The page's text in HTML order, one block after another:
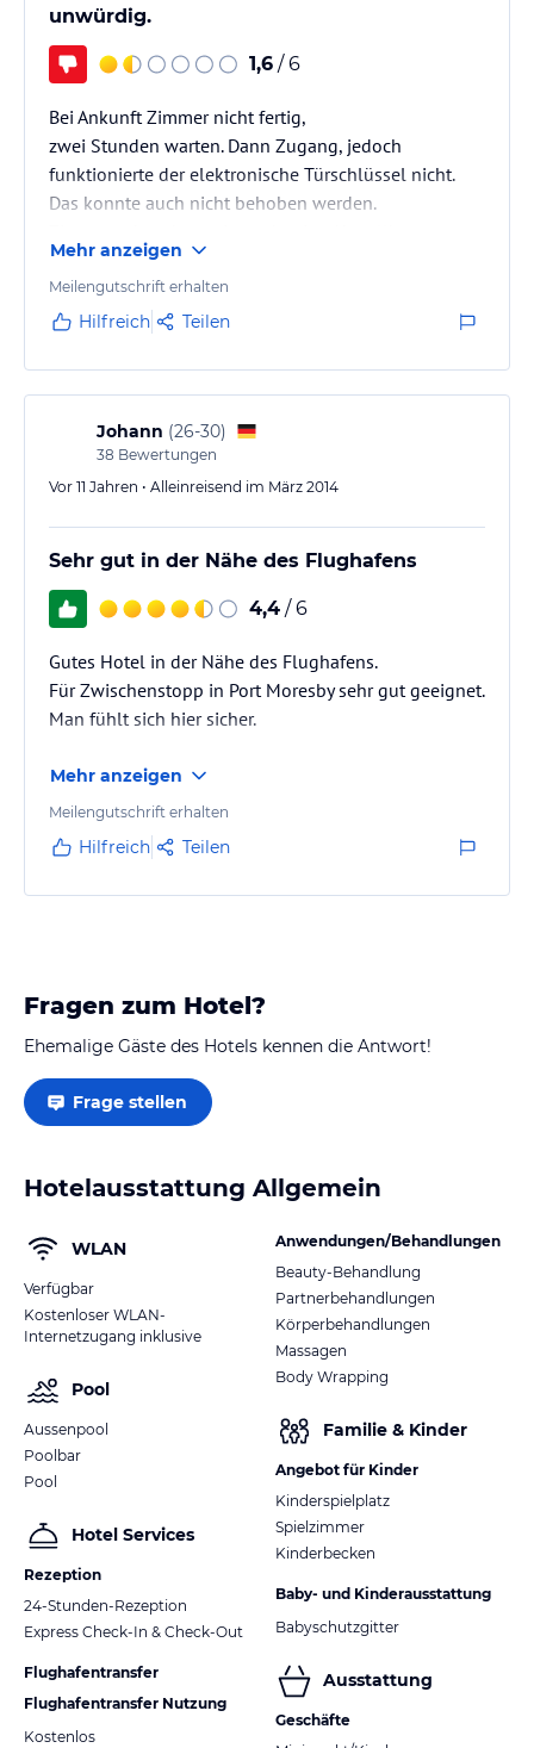
unwürdig.
1,6 / 6
Bei Ankunft Zimmer nicht fertig,
zwei Stunden warten. Dann Zugang, jedoch
funktionierte der elektronische Türschlüssel nicht.
Das konnte auch nicht behoben werden.
Rezeption völlig überfordert.
Mehr anzeigen
Meilengutschrift erhalten
Hilfreich Teilen
Johann (26-30)
38 Bewertungen
Vor 11 Jahren • Alleinreisend im März 2014
Sehr gut in der Nähe des Flughafens
4,4 / 6
Gutes Hotel in der Nähe des Flughafens.
Für Zwischenstopp in Port Moresby sehr gut geeignet.
Man fühlt sich hier sicher.
Mehr anzeigen
Meilengutschrift erhalten
Hilfreich Teilen
Fragen zum Hotel?
Ehemalige Gäste des Hotels kennen die Antwort!
Frage stellen
Hotelausstattung Allgemein
WLAN
Verfügbar
Kostenloser WLAN-
Internetzugang inklusive
Pool
Aussenpool
Poolbar
Pool
Hotel Services
Rezeption
24-Stunden-Rezeption
Express Check-In & Check-Out
Flughafentransfer
Flughafentransfer Nutzung
Kostenlos
Anwendungen/Behandlungen
Beauty-Behandlung
Partnerbehandlungen
Körperbehandlungen
Massagen
Body Wrapping
Familie & Kinder
Angebot für Kinder
Kinderspielplatz
Spielzimmer
Kinderbecken
Baby- und Kinderausstattung
Babyschutzgitter
Ausstattung
Geschäfte